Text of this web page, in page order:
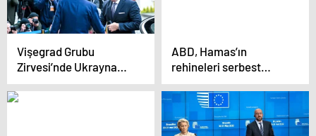
Vişegrad Grubu
Zirvesi’nde Ukrayna
konusunda görüş
ayrılıkları
ABD, Hamas’ın
rehineleri serbest
bırakması ve
Gazze’deki çatışmalara
ara verilmesi için
anlaşma